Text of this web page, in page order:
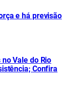
e há previsão
Vale do Rio
Confira